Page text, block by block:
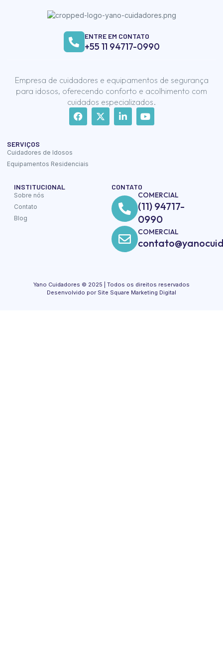
ENTRE EM CONTATO
+55 11 94717-0990
Empresa de cuidadores e equipamentos de segurança
para idosos, oferecendo conforto e acolhimento com
cuidados especializados.
SERVIÇOS
Cuidadores de Idosos
Equipamentos Residenciais
INSTITUCIONAL
Sobre nós
Contato
Blog
CONTATO
COMERCIAL
(11) 94717-
0990
COMERCIAL
Yano Cuidadores © 2025 | Todos os direitos reservados
Desenvolvido por Site Square Marketing Digital